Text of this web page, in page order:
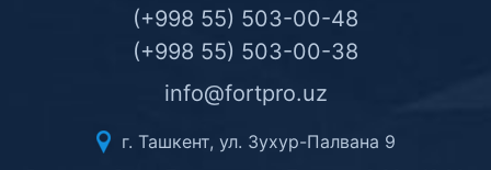
(+998 55) 503-00-48
(+998 55) 503-00-38
info@fortpro.uz
г. Ташкент, ул. Зухур-Палвана 9